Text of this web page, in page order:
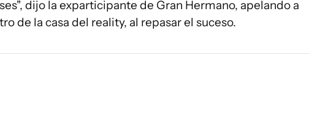
dijo la exparticipante de Gran Hermano, apelando a
de la casa del reality, al repasar el suceso.